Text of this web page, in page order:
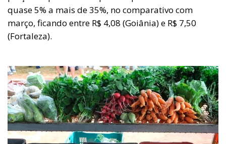
quase 5% a mais de 35%, no comparativo com
março, ficando entre R$ 4,08 (Goiânia) e R$ 7,50
(Fortaleza).